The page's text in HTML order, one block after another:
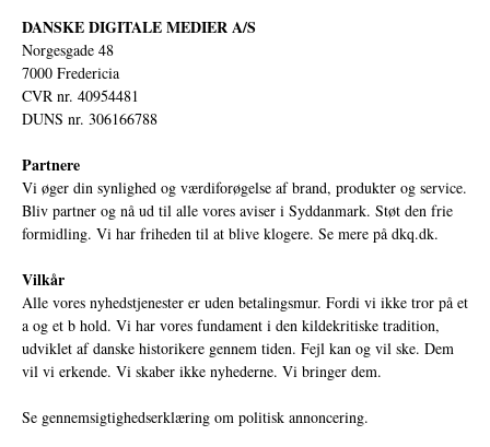
DANSKE DIGITALE MEDIER A/S
Norgesgade 48
7000 Fredericia
CVR nr. 40954481
DUNS nr. 306166788
Partnere
Vi øger din synlighed og værdiforøgelse af brand, produkter og service.
Bliv partner og nå ud til alle vores aviser i Syddanmark. Støt den frie
formidling. Vi har friheden til at blive klogere. Se mere på dkq.dk.
Vilkår
Alle vores nyhedstjenester er uden betalingsmur. Fordi vi ikke tror på et
a og et b hold. Vi har vores fundament i den kildekritiske tradition,
udviklet af danske historikere gennem tiden. Fejl kan og vil ske. Dem
vil vi erkende. Vi skaber ikke nyhederne. Vi bringer dem.
Se gennemsigtighedserklæring om politisk annoncering.